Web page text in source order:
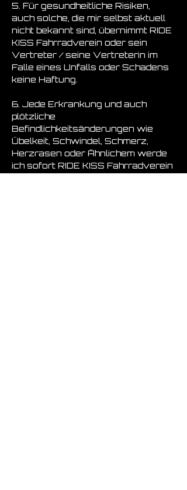
5. Für gesundheitliche Risiken,
auch solche, die mir selbst aktuell
nicht bekannt sind, übernimmt RIDE
KISS Fahrradverein oder sein
Vertreter / seine Vertreterin im
Falle eines Unfalls oder Schadens
keine Haftung.
6. Jede Erkrankung und auch
plötzliche
Befindlichkeitsänderungen wie
Übelkeit, Schwindel, Schmerz,
Herzrasen oder Ähnlichem werde
ich sofort RIDE KISS Fahrradverein